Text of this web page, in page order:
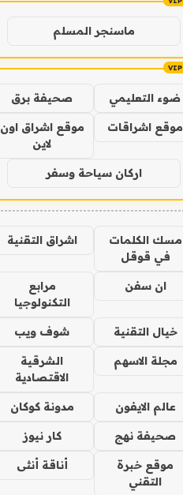
ماسنجر المسلم
ضوء التعليمي صحيفة برق
موقع اشراقات
موقع اشراق اون
لاين
اركان سياحة وسفر
مسك الكلمات
في قوقل
اشراق التقنية
ان سفن
مرابع
التكنولوجيا
خيال التقنية شوف ويب
مجلة الاسهم
الشرقية
الاقتصادية
عالم الايفون مدونة كوكان
صحيفة نهج كار نيوز
موقع خبرة
التقني
أناقة أنثى